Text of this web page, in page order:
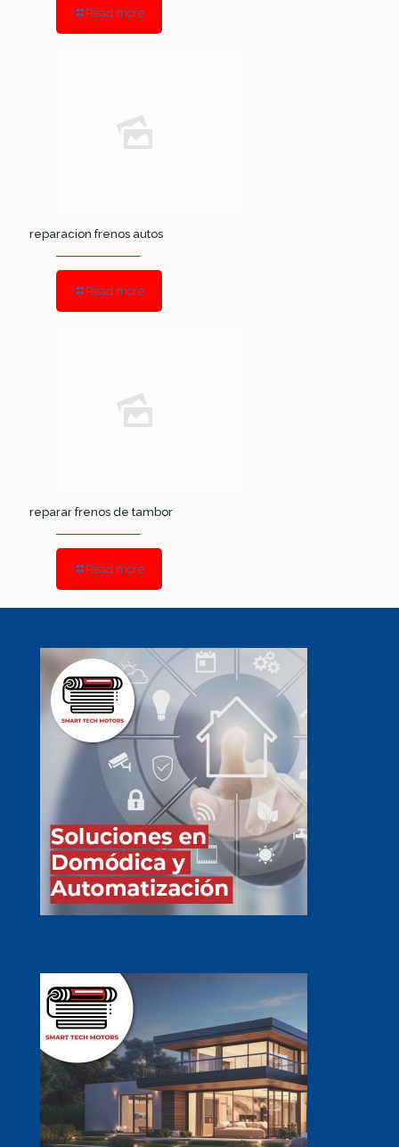
Read more
reparacion frenos autos
Read more
reparar frenos de tambor
Read more